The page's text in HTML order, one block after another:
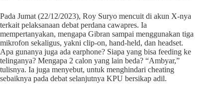
Pada Jumat (22/12/2023), Roy Suryo mencuit di akun X-nya
terkait pelaksanaan debat perdana cawapres. Ia
mempertanyakan, mengapa Gibran sampai menggunakan tiga
mikrofon sekaligus, yakni clip-on, hand-held, dan headset.
Apa gunanya juga ada earphone? Siapa yang bisa feeding ke
telinganya? Mengapa 2 calon yang lain beda? “Ambyar,”
tulisnya. Ia juga menyebut, untuk menghindari cheating
sebaiknya pada debat selanjutnya KPU bersikap adil.